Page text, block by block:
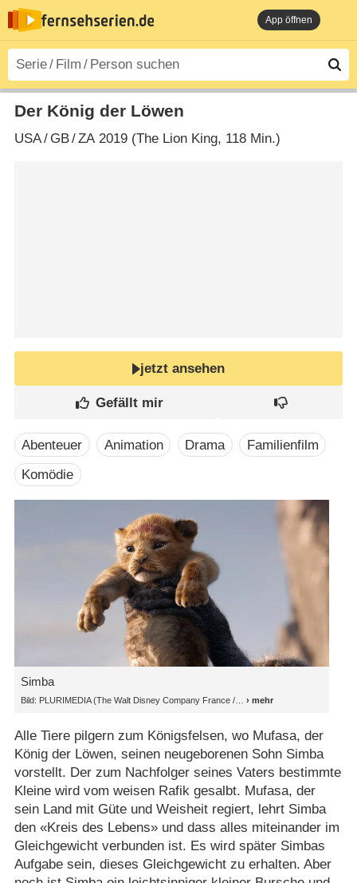
App öffnen
Der König der Löwen
USA/ GB/ZA2019 (The Lion King‎, 118 Min.)
jetzt ansehen
Abenteuer Animation Drama
Familienfilm
Komödie
Simba
Bild: PLURIMEDIA (The Walt Disney Company France /​
Alle Tiere pilgern zum Königsfelsen, wo Mufasa, der
König der Löwen, seinen neugeborenen Sohn Simba
vorstellt. Der zum Nachfolger seines Vaters bestimmte
Kleine wird vom weisen Rafik gesalbt. Mufasa, der
sein Land mit Güte und Weisheit regiert, lehrt Simba
den «Kreis des Lebens» und dass alles miteinander im
Gleichgewicht verbunden ist. Es wird später Simbas
Aufgabe sein, dieses Gleichgewicht zu erhalten. Aber